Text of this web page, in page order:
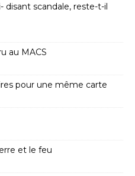
disant scandale, reste-t-il
au MACS
pour une même carte
et le feu